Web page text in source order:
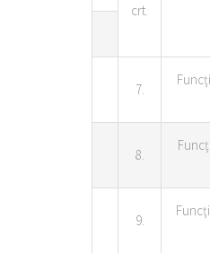
crt.
7.
8.
9.